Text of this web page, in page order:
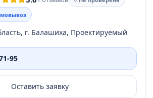
г. Балашиха, Проектируемый
95
Оставить заявку